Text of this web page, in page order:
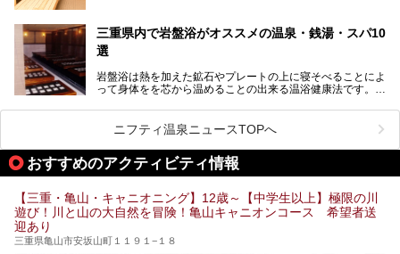
いサウナのある温泉や銭湯、スパをご紹介。
気軽に立ち寄れてリラックス効果の高いサウナで、日頃の疲
れをリフレッシュしませんか？
三重県内で岩盤浴がオススメの温泉・銭湯・スパ10
選
岩盤浴は熱を加えた鉱石やプレートの上に寝そべることによ
って身体をを芯から温めることの出来る温浴健康法です。じ
果だけではなく、代謝が高まり健康や美容にも良い影響が期
待できます。今回はそんな岩盤浴にこだわった、三重県内の
オススメ温泉・銭湯・スパ10ヶ所を紹介させていただきま
す。
ニフティ温泉ニュースTOPへ
おすすめのアクティビティ情報
【三重・亀山・キャニオニング】12歳～【中学生以上】極限の川
遊び！川と山の大自然を冒険！亀山キャニオンコース 希望者送
迎あり
三重県亀山市安坂山町１１９１−１８